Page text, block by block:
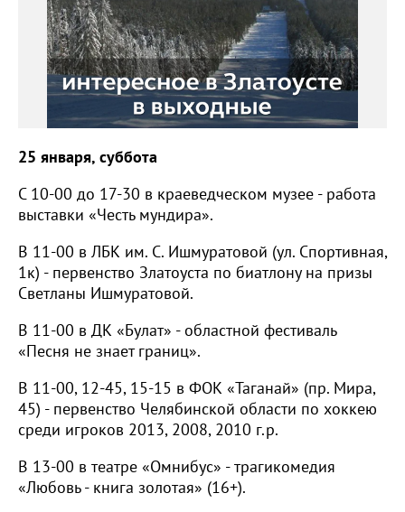
25 января, суббота
С 10-00 до 17-30 в краеведческом музее - работа
выставки «Честь мундира».
В 11-00 в ЛБК им. С. Ишмуратовой (ул. Спортивная,
1к) - первенство Златоуста по биатлону на призы
Светланы Ишмуратовой.
В 11-00 в ДК «Булат» - областной фестиваль
«Песня не знает границ».
В 11-00, 12-45, 15-15 в ФОК «Таганай» (пр. Мира,
45) - первенство Челябинской области по хоккею
среди игроков 2013, 2008, 2010 г.р.
В 13-00 в театре «Омнибус» - трагикомедия
«Любовь - книга золотая» (16+).